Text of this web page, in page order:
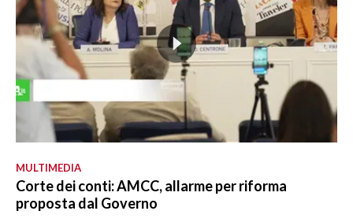
MULTIMEDIA
Corte dei conti: AMCC, allarme per riforma
proposta dal Governo